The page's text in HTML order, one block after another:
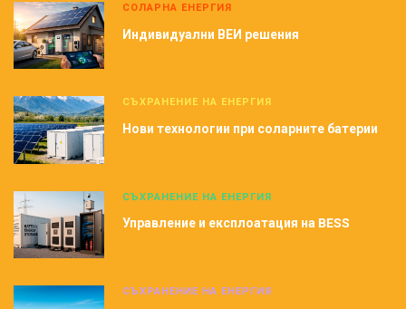
СОЛАРНА ЕНЕРГИЯ
Индивидуални ВЕИ решения
СЪХРАНЕНИЕ НА ЕНЕРГИЯ
Нови технологии при соларните батерии
СЪХРАНЕНИЕ НА ЕНЕРГИЯ
Управление и експлоатация на BESS
СЪХРАНЕНИЕ НА ЕНЕРГИЯ